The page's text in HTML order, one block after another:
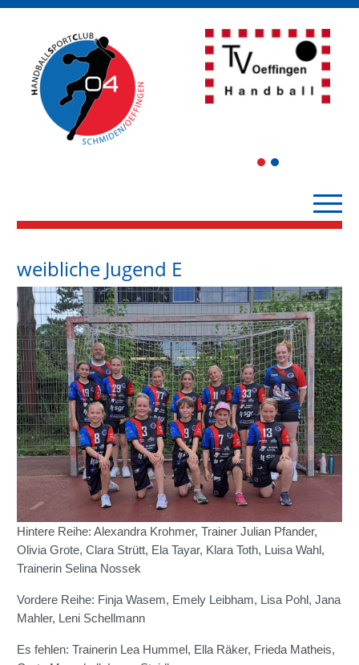
1 2
weibliche Jugend E
Hintere Reihe: Alexandra Krohmer, Trainer Julian Pfander,
Olivia Grote, Clara Strütt, Ela Tayar, Klara Toth, Luisa Wahl,
Trainerin Selina Nossek
Vordere Reihe: Finja Wasem, Emely Leibham, Lisa Pohl, Jana
Mahler, Leni Schellmann
Es fehlen: Trainerin Lea Hummel, Ella Räker, Frieda Matheis,